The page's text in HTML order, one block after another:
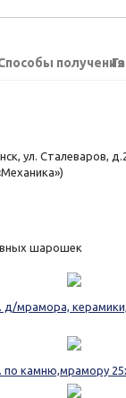
ул. Сталеваров,
шарошек
мрамора,
камню,мрамору